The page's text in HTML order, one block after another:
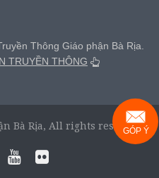
Thông Giáo phận Bà Rịa.
TRUYỀN THÔNG
Bà Rịa, All rights reserved.
GÓP Ý